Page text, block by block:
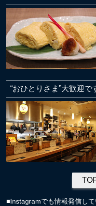
“おひとりさま”大歓迎で
■Instagramでも情報発信し